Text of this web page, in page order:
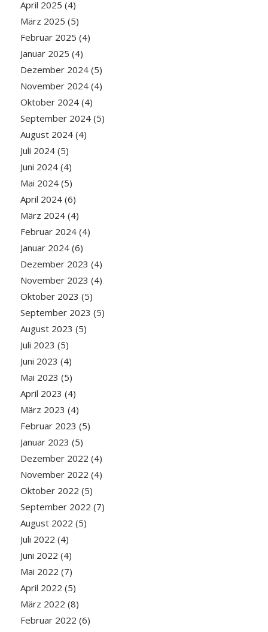
April 2025 (4)
März 2025 (5)
Februar 2025 (4)
Januar 2025 (4)
Dezember 2024(5)
November 2024(4)
Oktober 2024(4)
September 2024(5)
August 2024(4)
Juli 2024(5)
Juni 2024(4)
Mai 2024(5)
April 2024(6)
März 2024(4)
Februar 2024(4)
Januar 2024(6)
Dezember 2023 (4)
November 2023 (4)
Oktober 2023 (5)
September 2023 (5)
August 2023 (5)
Juli 2023 (5)
Juni 2023 (4)
Mai 2023 (5)
April 2023 (4)
März 2023 (4)
Februar 2023 (5)
Januar 2023 (5)
Dezember 2022 (4)
November 2022 (4)
Oktober 2022 (5)
September 2022 (7)
August 2022 (5)
Juli 2022 (4)
Juni 2022 (4)
Mai 2022 (7)
April 2022 (5)
März 2022 (8)
Februar 2022 (6)